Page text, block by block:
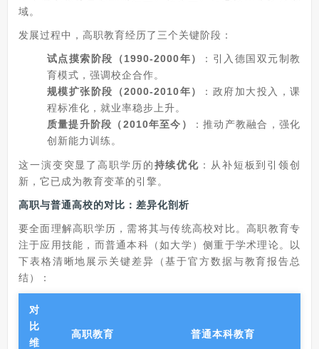
域。
发展过程中，高职教育经历了三个关键阶段：
试点摸索阶段（1990-2000年）
：引入德国双元制教
育模式，强调校企合作。
规模扩张阶段（2000-2010年）
：政府加大投入，课
程标准化，就业率稳步上升。
质量提升阶段（2010年至今）
：推动产教融合，强化
创新能力训练。
这一演变突显了高职学历的持续优化 ：从补短板到引领创
新，它已成为教育变革的引擎。
高职与普通高校的对比：差异化剖析
要全面理解高职学历，需将其与传统高校对比。高职教育专
注于应用技能，而普通本科（如大学）侧重于学术理论。以
下表格清晰地展示关键差异（基于官方数据与教育报告总
结）：
对
比
维
高职教育 普通本科教育